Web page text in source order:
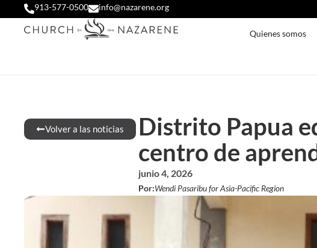
913-577-0500 info@nazarene.org
Quienes somos
Volver a las noticias
Distrito Papua
centro de
junio 4, 2026
Por:Wendi Pasaribu for Asia-Pacific Region